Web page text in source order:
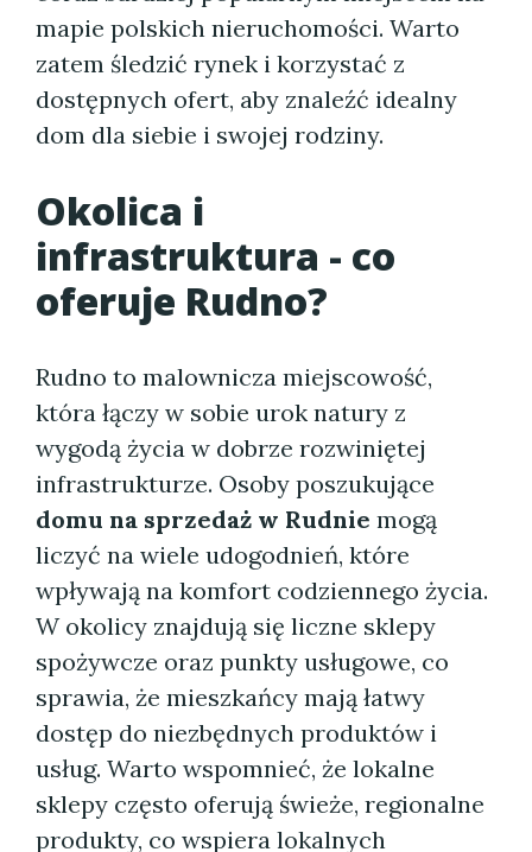
mapie polskich nieruchomości. Warto
zatem śledzić rynek i korzystać z
dostępnych ofert, aby znaleźć idealny
dom dla siebie i swojej rodziny.
Okolica i
infrastruktura - co
oferuje Rudno?
Rudno to malownicza miejscowość,
która łączy w sobie urok natury z
wygodą życia w dobrze rozwiniętej
infrastrukturze. Osoby poszukujące
domu na sprzedaż w Rudnie mogą
liczyć na wiele udogodnień, które
wpływają na komfort codziennego życia.
W okolicy znajdują się liczne sklepy
spożywcze oraz punkty usługowe, co
sprawia, że mieszkańcy mają łatwy
dostęp do niezbędnych produktów i
usług. Warto wspomnieć, że lokalne
sklepy często oferują świeże, regionalne
produkty, co wspiera lokalnych